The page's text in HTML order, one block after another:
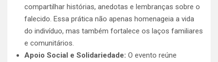
compartilhar histórias, anedotas e lembranças sobre o
falecido. Essa prática não apenas homenageia a vida
do indivíduo, mas também fortalece os laços familiares
e comunitários.
Apoio Social e Solidariedade: O evento reúne